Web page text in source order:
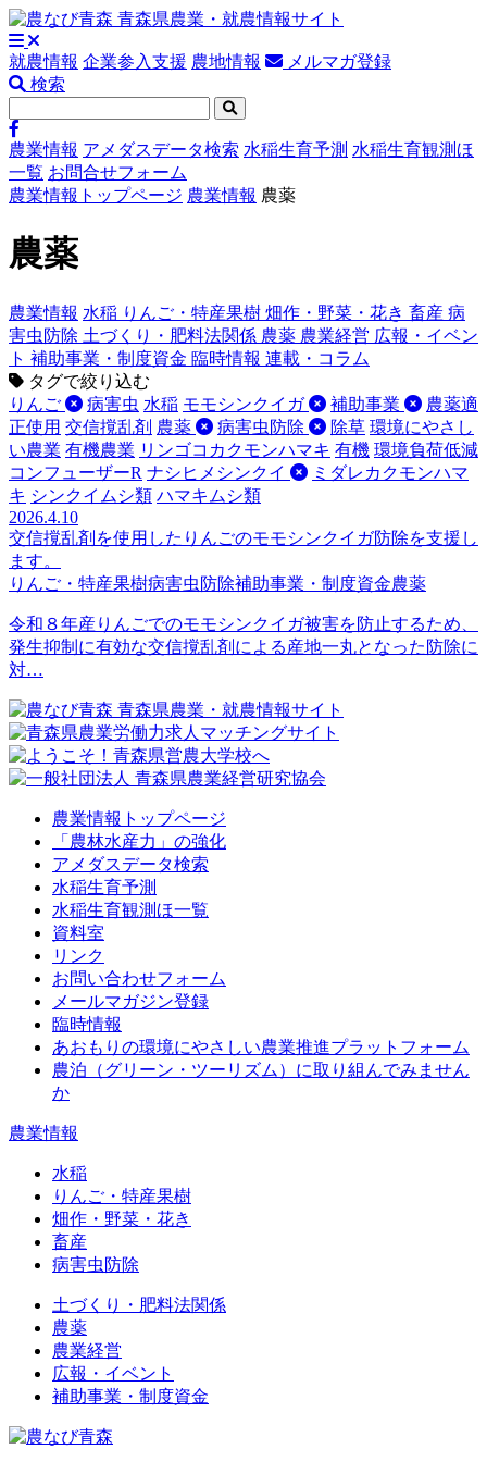
就農情報 企業参入支援 農地情報
メルマガ登録
検索
農業情報 アメダスデータ検索 水稲生育予測 水稲生育観測ほ
一覧 お問合せフォーム
農業情報トップページ 農業情報 農薬
農薬
農業情報 水稲 りんご・特産果樹 畑作・野菜・花き 畜産 病
害虫防除 土づくり・肥料法関係 農薬 農業経営 広報・イベン
ト 補助事業・制度資金 臨時情報 連載・コラム
タグで絞り込む
りんご
病害虫 水稲 モモシンクイガ 補助事業
農薬適
正使用 交信撹乱剤 農薬 病害虫防除 除草 環境にやさし
い農業 有機農業 リンゴコカクモンハマキ 有機 環境負荷低減
コンフューザーR ナシヒメシンクイ
ミダレカクモンハマ
キ シンクイムシ類 ハマキムシ類
2026.4.10
交信撹乱剤を使用したりんごのモモシンクイガ防除を支援し
ます。
りんご・特産果樹病害虫防除補助事業・制度資金農薬
令和８年産りんごでのモモシンクイガ被害を防止するため、
発生抑制に有効な交信撹乱剤による産地一丸となった防除に
対…
農業情報トップページ
「農林水産力」の強化
アメダスデータ検索
水稲生育予測
水稲生育観測ほ一覧
資料室
リンク
お問い合わせフォーム
メールマガジン登録
臨時情報
あおもりの環境にやさしい農業推進プラットフォーム
農泊（グリーン・ツーリズム）に取り組んでみません
か
農業情報
水稲
りんご・特産果樹
畑作・野菜・花き
畜産
病害虫防除
土づくり・肥料法関係
農薬
農業経営
広報・イベント
補助事業・制度資金